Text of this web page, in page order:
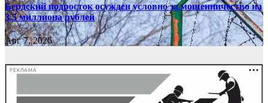
Бердский подросток осужден условно за мошенничество на
3,5 миллиона рублей
Авг 7, 2026
РЕКЛАМА